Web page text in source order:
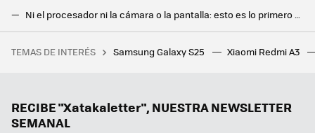
Ni el procesador ni la cámara o la pantalla: esto es lo primero en lo que me fijo cuando elijo móvil Android
Rusia ha confirmado una de las grandes incógnitas de la guerra en Ucrania: Corea del Norte les acompaña y no solo con tropas
TEMAS DE INTERÉS Samsung Galaxy S25 Xiaomi Redmi A3
RECIBE "Xatakaletter", NUESTRA NEWSLETTER
SEMANAL